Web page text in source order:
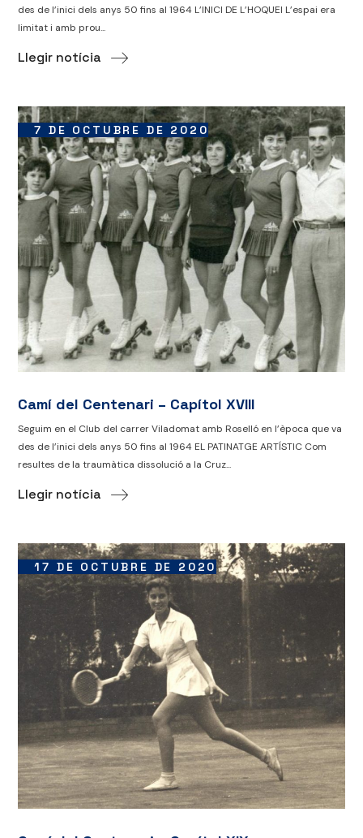
des de l’inici dels anys 50 fins al 1964 L’INICI DE L’HOQUEI L’espai era
limitat i amb prou...
Llegir notícia
7 DE OCTUBRE DE 2020
Camí del Centenari – Capítol XVIII
Seguim en el Club del carrer Viladomat amb Roselló en l’època que va
des de l’inici dels anys 50 fins al 1964 EL PATINATGE ARTÍSTIC Com
resultes de la traumàtica dissolució a la Cruz...
Llegir notícia
17 DE OCTUBRE DE 2020